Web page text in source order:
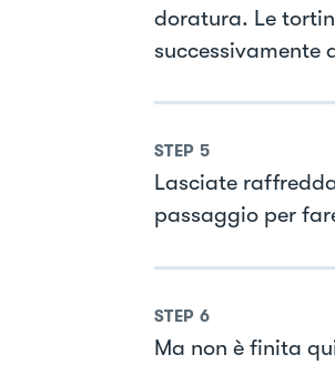
doratura. Le
successivamente
STEP 5
Lasciate
passaggio per
STEP 6
Ma non è finita